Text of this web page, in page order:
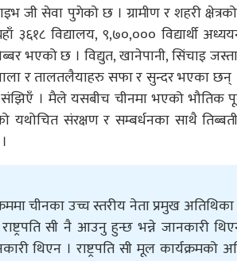
सेवा पुगेको छ । ग्रामीण र शहरी
विद्यालय, ९,७०,००० विद्यार्थी
भएको छ । विद्युत, खानेपानी, सिंचाइ
र तालतलैयाहरु सफा र सुन्दर भएका छन् ।
। मैले यसबीच चीनमा भएको भौतिक
यथोचित संरक्षण र सम्बर्धनका साथै
चीनका उच्च स्तरीय नेता प्रमुख
सी नै आउनु हुन्छ भन्ने जानकारी
थिएन । राष्ट्रपति सी मूल कार्यक्रमको